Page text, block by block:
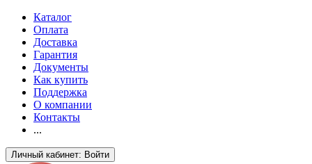
Каталог
Оплата
Доставка
Гарантия
Документы
Как купить
Поддержка
О компании
Контакты
...
Личный кабинет: Войти